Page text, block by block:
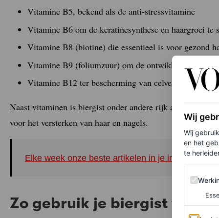
Vitamine B5, bekend als de anti-stressvitamine
Vitamine B6 om de keratinesynthese en haargroei te
Vitamine B8 (biotine) die essentieel is voor gezond
Vitamine B9 (foliumzuur) om de ontwikkeling van de
Vitamine B12 ter bescherming van celveroudering
Naast vitaminen is biergist onder andere rijk aan
voor het versterken van haar en nagels.
Elke week onze beste artikelen in je inbox?
Zo gebruik je biergist voor
Wij
Wij
en het
te
Werking
Analytics